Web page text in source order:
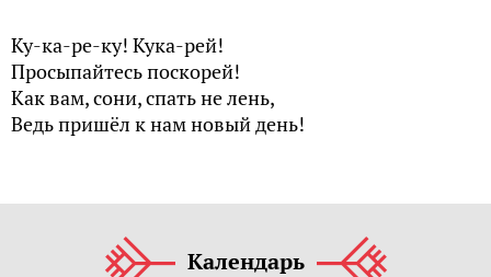
Ку-ка-ре-ку! Кука-рей!
Просыпайтесь поскорей!
Как вам, сони, спать не лень,
Ведь пришёл к нам новый день!
Календарь